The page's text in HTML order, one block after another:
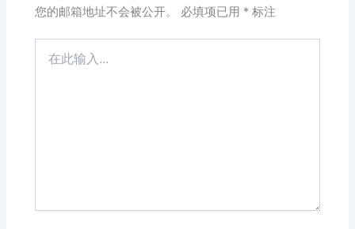
您的邮箱地址不会被公开。 必填项已用 * 标注